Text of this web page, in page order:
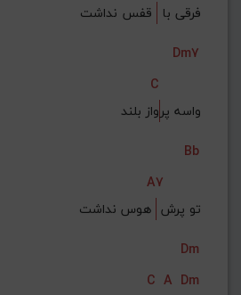
فرقی با قفس نداشت
Dm7
C
واسه پرواز بلند
Bb
A7
تو پرش هوس نداشت
Dm
C A Dm